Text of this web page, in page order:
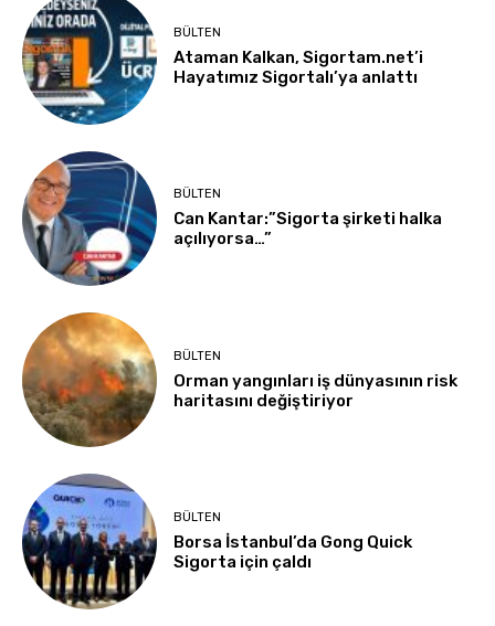
BÜLTEN
Ataman Kalkan, Sigortam.net’i
Hayatımız Sigortalı’ya anlattı
BÜLTEN
Can Kantar:”Sigorta şirketi halka
açılıyorsa…”
BÜLTEN
Orman yangınları iş dünyasının risk
haritasını değiştiriyor
BÜLTEN
Borsa İstanbul’da Gong Quick
Sigorta için çaldı